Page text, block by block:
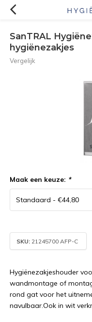
SanTRAL
hygiënezakjes
Vergelijk
Maak een keuze: *
SKU: 21245700 AFP-C
Hygiënezakjeshouder
wandmontage of
rond gat voor het
navulbaar.Ook in wit